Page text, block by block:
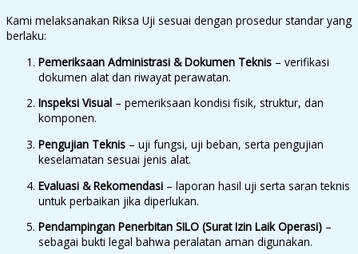
Kami melaksanakan Riksa Uji sesuai dengan prosedur standar yang
berlaku:
Pemeriksaan Administrasi & Dokumen Teknis – verifikasi
dokumen alat dan riwayat perawatan.
Inspeksi Visual – pemeriksaan kondisi fisik, struktur, dan
komponen.
Pengujian Teknis – uji fungsi, uji beban, serta pengujian
keselamatan sesuai jenis alat.
Evaluasi & Rekomendasi – laporan hasil uji serta saran teknis
untuk perbaikan jika diperlukan.
Pendampingan Penerbitan SILO (Surat Izin Laik Operasi) –
sebagai bukti legal bahwa peralatan aman digunakan.